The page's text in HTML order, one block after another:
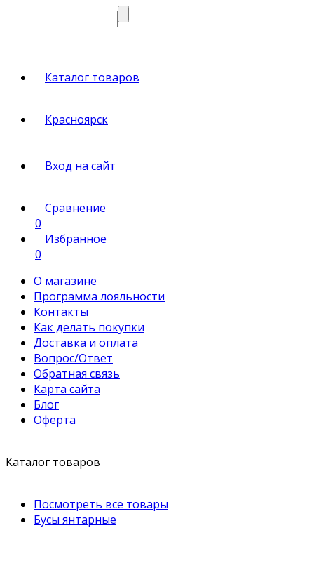
Каталог товаров
Красноярск
Вход на сайт
Сравнение
0
Избранное
0
О магазине
Программа лояльности
Контакты
Как делать покупки
Доставка и оплата
Вопрос/Ответ
Обратная связь
Карта сайта
Блог
Оферта
Каталог товаров
Посмотреть все товары
Бусы янтарные